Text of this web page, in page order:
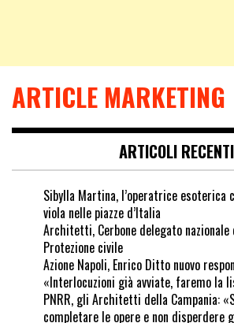
ARTICLE MARKETING
ARTICOLI RECENTI
Sibylla Martina, l’operatrice esoterica
viola nelle piazze d’Italia
Architetti, Cerbone delegato nazionale
Protezione civile
Azione Napoli, Enrico Ditto nuovo
«Interlocuzioni già avviate, faremo la
PNRR, gli Architetti della Campania:
completare le opere e non disperdere